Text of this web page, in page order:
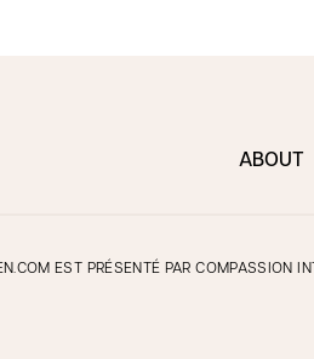
ABOUT
EST PRÉSENTÉ PAR COMPASSION